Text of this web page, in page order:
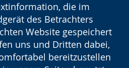
die im
des Betrachters
Website gespeichert
uns und Dritten dabei,
bereitzustellen